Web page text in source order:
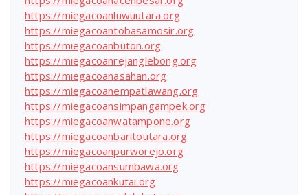
https://miegacoanluwuutara.org
https://miegacoantobasamosir.org
https://miegacoanbuton.org
https://miegacoanrejanglebong.org
https://miegacoanasahan.org
https://miegacoanempatlawang.org
https://miegacoansimpangampek.org
https://miegacoanwatampone.org
https://miegacoanbaritoutara.org
https://miegacoanpurworejo.org
https://miegacoansumbawa.org
https://miegacoankutai.org